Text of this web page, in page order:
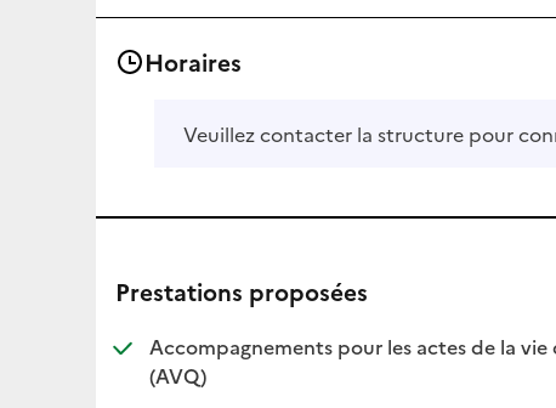
Horaires
Veuillez contacter la structure pour
Prestations proposées
Accompagnements pour les actes de la
(AVQ)
: disponible
: non disponible